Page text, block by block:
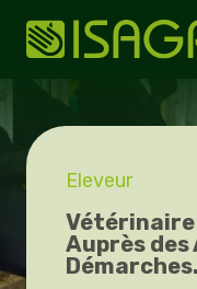
Eleveur
Vétérinaire
Auprès des